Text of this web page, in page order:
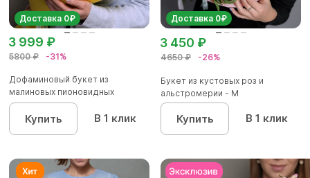
Доставка 0₽
5800 ₽ -31%
3 999 ₽
Дофаминовый букет из
малиновых пионовидных
кустовых роз...
Купить В 1 клик
Доставка 0₽
4650 ₽ -26%
3 450 ₽
Букет из кустовых роз и
альстромерии - М
Купить В 1 клик